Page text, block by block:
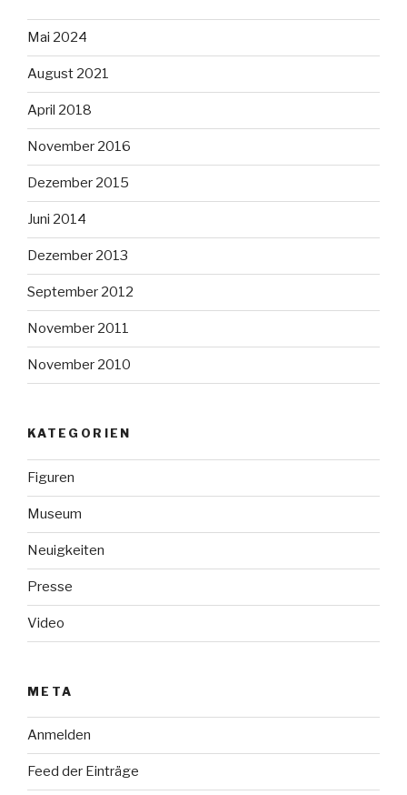
Mai 2024
August 2021
April 2018
November 2016
Dezember 2015
Juni 2014
Dezember 2013
September 2012
November 2011
November 2010
KATEGORIEN
Figuren
Museum
Neuigkeiten
Presse
Video
META
Anmelden
Feed der Einträge